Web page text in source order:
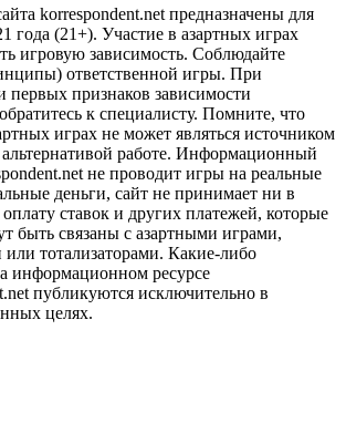
korrespondent.net предназначены для
года (21+). Участие в азартных играх
игровую зависимость. Соблюдайте
ответственной игры. При
первых признаков зависимости
к специалисту. Помните, что
играх не может являться источником
работе. Информационный
не проводит игры на реальные
деньги, сайт не принимает ни в
ставок и других платежей, которые
быть связаны с азартными играми,
или тотализаторами. Какие-либо
информационном ресурсе
публикуются исключительно в
целях.